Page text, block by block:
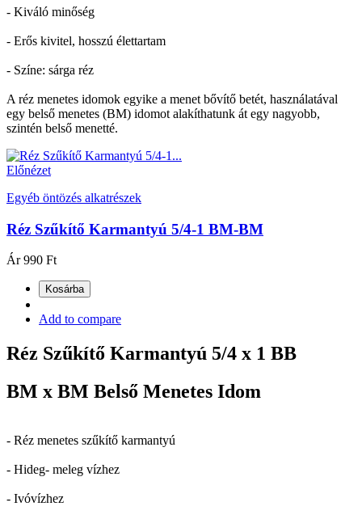
- Kiváló minőség
- Erős kivitel, hosszú élettartam
- Színe: sárga réz
A réz menetes idomok egyike a menet bővítő betét, használatával
egy belső menetes (BM) idomot alakíthatunk át egy nagyobb,
szintén belső menetté.
Előnézet
Egyéb öntözés alkatrészek
Réz Szűkítő Karmantyú 5/4-1 BM-BM
Ár 990 Ft
Kosárba
Add to compare
Réz Szűkítő Karmantyú 5/4 x 1 BB
BM x BM Belső Menetes Idom
- Réz menetes szűkítő karmantyú
- Hideg- meleg vízhez
- Ivóvízhez